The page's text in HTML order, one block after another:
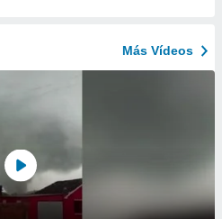
Más Vídeos